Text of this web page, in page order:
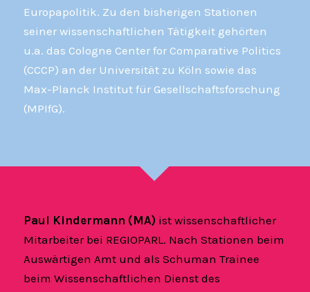
Europapolitik. Zu den bisherigen Stationen
seiner wissenschaftlichen Tätigkeit gehörten
u.a. das Cologne Center for Comparative Politics
(CCCP) an der Universität zu Köln sowie das
Max-Planck Institut für Gesellschaftsforschung
(MPIfG).
Paul Kindermann (MA) ist wissenschaftlicher
Mitarbeiter bei REGIOPARL. Nach Stationen beim
Auswärtigen Amt und als Schuman Trainee
beim Wissenschaftlichen Dienst des